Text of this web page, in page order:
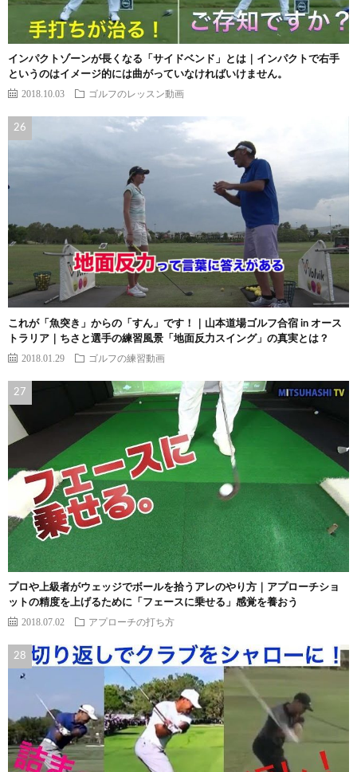
インパクトゾーンが長くなる「サイドベンド」とは｜インパクトで右手
というのはイメージ的には曲がっていなければいけません。
2018.10.03 ゴルフのレッスン動画
これが「魚突き」からの「すん」です！｜山本道場ゴルフ合宿 in オース
トラリア｜ちさと選手の練習風景「地面反力スイング」の真実とは？
2018.01.29 ゴルフの練習動画
プロや上級者がウェッジでボールを拾うアレのやり方｜アプローチショ
ットの精度を上げるために「フェースに乗せる」感覚を養おう
2018.07.02 アプローチの打ち方